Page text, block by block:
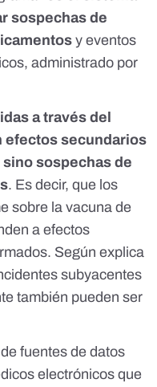
sospechas de
y eventos
administrado por
a través del
efectos secundarios
sino sospechas de
. Es decir, que los
sobre la vacuna de
a efectos
Según explica
subyacentes
también pueden ser
fuentes de datos
electrónicos que